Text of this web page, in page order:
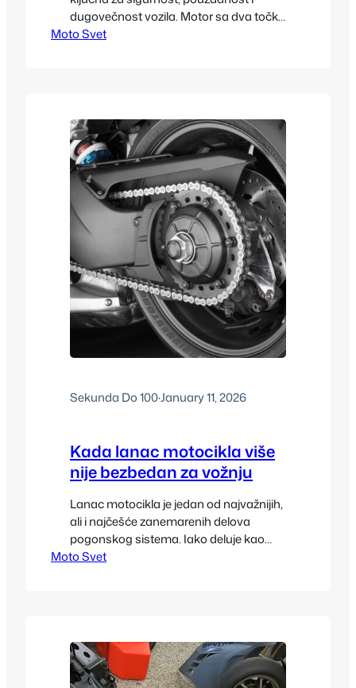
dugovečnost vozila. Motor sa dva točka
koji je stajao tokom zime zahteva pažljiv
je priprema motora važna Tokom
mirovanja, motor može izgubiti…
Moto Svet
Sekunda Do 100·January 11, 2026
Kada lanac motocikla više
nije bezbedan za vožnju
Lanac motocikla je jedan od najvažnijih,
ali i najčešće zanemarenih delova
pogonskog sistema. Iako deluje kao
jednostavna mehanička komponenta,
estetsko ili servisno pitanje, već na
realan rizik od kvara koji može imati
ozbiljne posledice…
Moto Svet